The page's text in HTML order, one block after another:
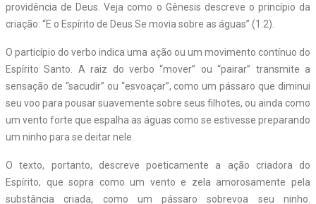
providência de Deus. Veja como o Gênesis descreve o princípio da
criação: “E o Espírito de Deus Se movia sobre as águas” (1:2).
O particípio do verbo indica uma ação ou um movimento contínuo do
Espírito Santo. A raiz do verbo “mover” ou “pairar” transmite a
sensação de “sacudir” ou “esvoaçar”, como um pássaro que diminui
seu voo para pousar suavemente sobre seus filhotes, ou ainda como
um vento forte que espalha as águas como se estivesse preparando
um ninho para se deitar nele.
O texto, portanto, descreve poeticamente a ação criadora do
Espírito, que sopra como um vento e zela amorosamente pela
substância criada, como um pássaro sobrevoa seu ninho.